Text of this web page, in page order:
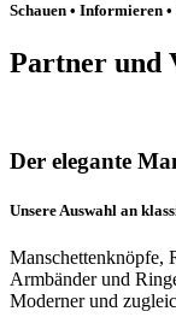
Schauen • Informieren
Partner und
Der elegante
Unsere Auswahl an
Manschettenknöpfe,
Armbänder und
Moderner und